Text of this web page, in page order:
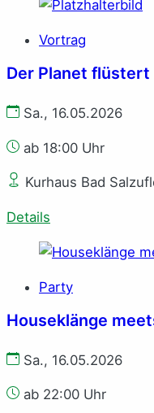
Vortrag
Der Planet
Sa., 16.05.2026
ab 18:00 Uhr
Kurhaus Bad
Details
Party
Houseklänge
Sa., 16.05.2026
ab 22:00 Uhr